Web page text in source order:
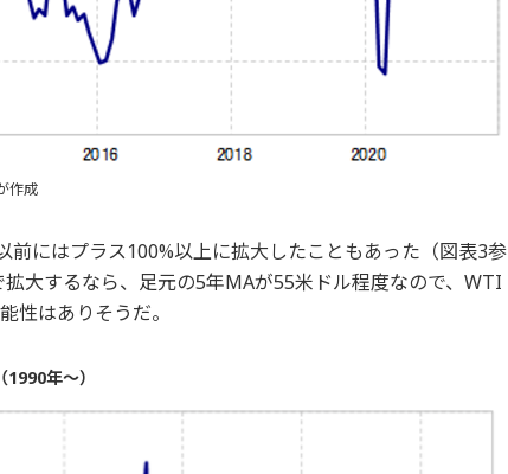
作成
にはプラス100%以上に拡大したこともあった（図表3参
大するなら、足元の5年MAが55米ドル程度なので、WTI
性はありそうだ。
年～）